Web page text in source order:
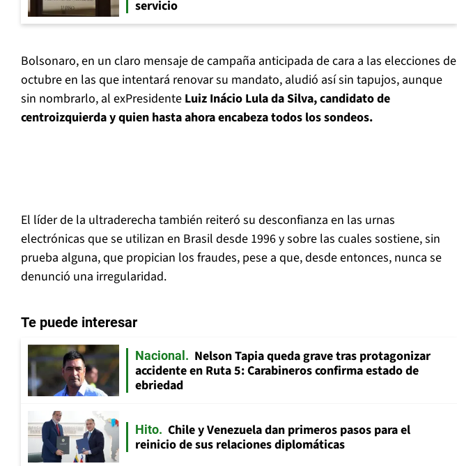
servicio
Bolsonaro, en un claro mensaje de campaña anticipada de cara a las elecciones de
octubre en las que intentará renovar su mandato, aludió así sin tapujos, aunque
sin nombrarlo, al exPresidente Luiz Inácio Lula da Silva, candidato de
centroizquierda y quien hasta ahora encabeza todos los sondeos.
El líder de la ultraderecha también reiteró su desconfianza en las urnas
electrónicas que se utilizan en Brasil desde 1996 y sobre las cuales sostiene, sin
prueba alguna, que propician los fraudes, pese a que, desde entonces, nunca se
denunció una irregularidad.
Te puede interesar
Nacional
Nelson Tapia queda grave tras protagonizar
accidente en Ruta 5: Carabineros confirma estado de
ebriedad
Hito
Chile y Venezuela dan primeros pasos para el
reinicio de sus relaciones diplomáticas